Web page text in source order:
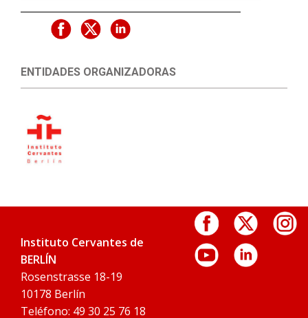
ENTIDADES ORGANIZADORAS
Instituto Cervantes de
BERLÍN
Rosenstrasse 18-19
10178 Berlín
Teléfono: 49 30 25 76 18